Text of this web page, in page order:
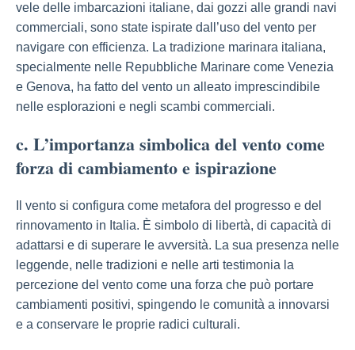
vele delle imbarcazioni italiane, dai gozzi alle grandi navi
commerciali, sono state ispirate dall’uso del vento per
navigare con efficienza. La tradizione marinara italiana,
specialmente nelle Repubbliche Marinare come Venezia
e Genova, ha fatto del vento un alleato imprescindibile
nelle esplorazioni e negli scambi commerciali.
c. L’importanza simbolica del vento come
forza di cambiamento e ispirazione
Il vento si configura come metafora del progresso e del
rinnovamento in Italia. È simbolo di libertà, di capacità di
adattarsi e di superare le avversità. La sua presenza nelle
leggende, nelle tradizioni e nelle arti testimonia la
percezione del vento come una forza che può portare
cambiamenti positivi, spingendo le comunità a innovarsi
e a conservare le proprie radici culturali.